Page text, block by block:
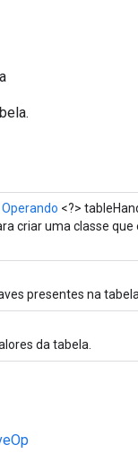
Operando <?>
criar uma classe
presentes na
da tabela.